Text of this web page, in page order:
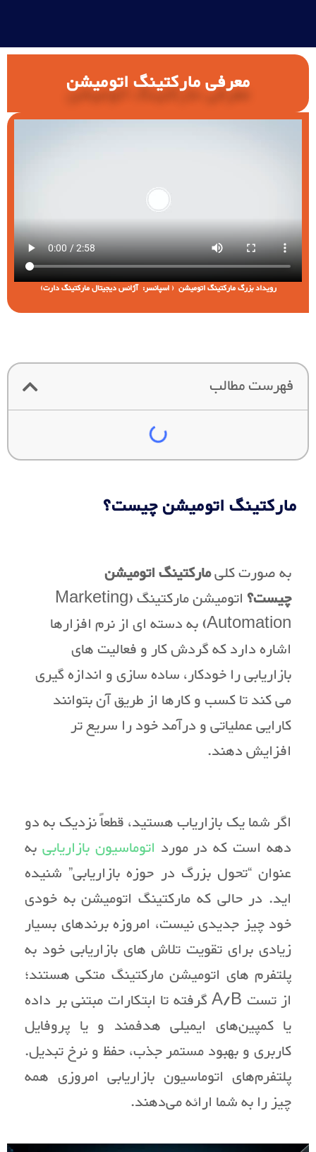
معرفی مارکتینگ اتومیشن
رویداد بزرگ مارکتینگ اتومیشن (اسپانسر: آژانس دیجیتال مارکتینگ دارت)
فهرست مطالب
مارکتینگ اتومیشن چیست؟
به صورت کلیمارکتینگ اتومیشن
چیست؟
اتومیشن مارکتینگ (Marketing
Automation) به دسته ای از نرم افزارها
اشاره دارد که گردش کار و فعالیت های
بازاریابی را خودکار، ساده سازی و اندازه گیری
می کند تا کسب و کارها از طریق آن بتوانند
کارایی عملیاتی و درآمد خود را سریع تر
افزایش دهند.
اگر شما یک بازاریاب هستید، قطعاً نزدیک به دو
دهه است که در مورد اتوماسیون بازاریابی به
عنوان “تحول بزرگ در حوزه بازاریابی” شنیده
اید. در حالی که مارکتینگ اتومیشن به خودی
خود چیز جدیدی نیست، امروزه برندهای بسیار
زیادی برای تقویت تلاش های بازاریابی خود به
پلتفرم های اتومیشن مارکتینگ متکی هستند؛
از تست A/B گرفته تا ابتکارات مبتنی بر داده
یا کمپین‌های ایمیلی هدفمند و یا پروفایل
کاربری و بهبود مستمر جذب، حفظ و نرخ تبدیل.
پلتفرم‌های اتوماسیون بازاریابی امروزی همه
چیز را به شما ارائه می‌دهند.